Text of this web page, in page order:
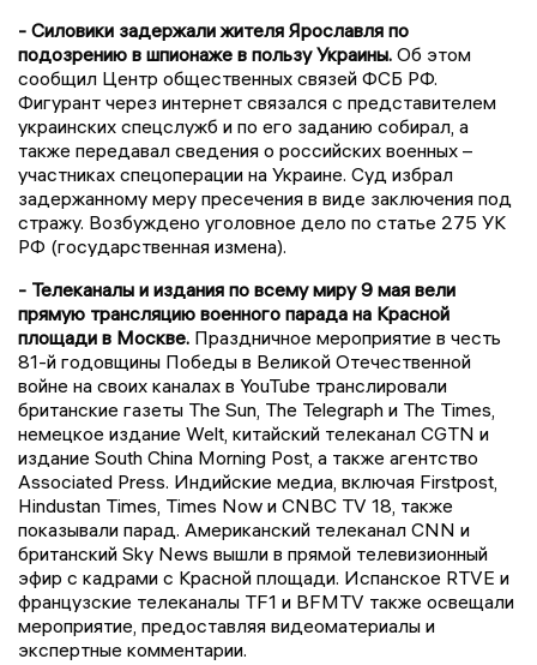
- Силовики задержали жителя Ярославля по
подозрению в шпионаже в пользу Украины. Об этом
сообщил Центр общественных связей ФСБ РФ.
Фигурант через интернет связался с представителем
украинских спецслужб и по его заданию собирал, а
также передавал сведения о российских военных –
участниках спецоперации на Украине. Суд избрал
задержанному меру пресечения в виде заключения под
стражу. Возбуждено уголовное дело по статье 275 УК
РФ (государственная измена).
- Телеканалы и издания по всему миру 9 мая вели
прямую трансляцию военного парада на Красной
площади в Москве. Праздничное мероприятие в честь
81-й годовщины Победы в Великой Отечественной
войне на своих каналах в YouTube транслировали
британские газеты The Sun, The Telegraph и The Times,
немецкое издание Welt, китайский телеканал CGTN и
издание South China Morning Post, а также агентство
Associated Press. Индийские медиа, включая Firstpost,
Hindustan Times, Times Now и CNBC TV 18, также
показывали парад. Американский телеканал CNN и
британский Sky News вышли в прямой телевизионный
эфир с кадрами с Красной площади. Испанское RTVE и
французские телеканалы TF1 и BFMTV также освещали
мероприятие, предоставляя видеоматериалы и
экспертные комментарии.